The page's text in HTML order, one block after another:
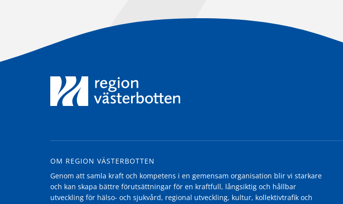
OM REGION VÄSTERBOTTEN
Genom att samla kraft och kompetens i en gemensam organisation blir vi starkare
och kan skapa bättre förutsättningar för en kraftfull, långsiktig och hållbar
utveckling för hälso- och sjukvård, regional utveckling, kultur, kollektivtrafik och